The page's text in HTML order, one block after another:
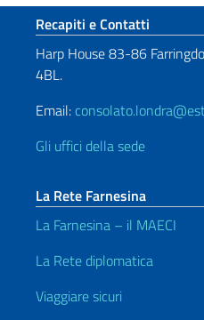
Sezione footer
Recapiti e Contatti
Harp House 83-86
4BL.
Email:
Gli uffici della sede
La Rete Farnesina
La Farnesina – il MAECI
La Rete diplomatica
Viaggiare sicuri